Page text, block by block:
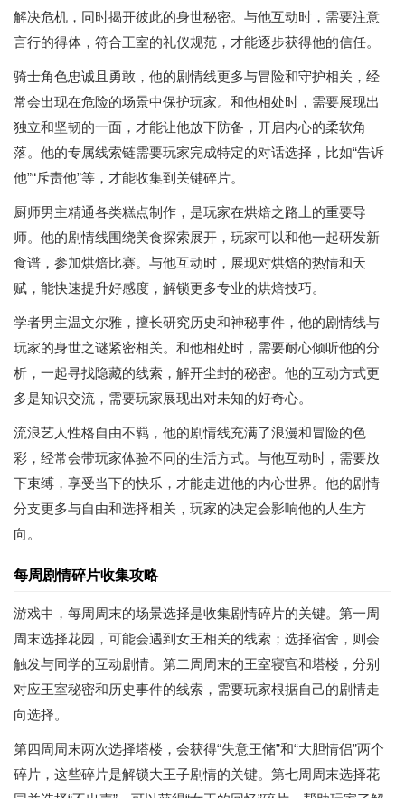
解决危机，同时揭开彼此的身世秘密。与他互动时，需要注意
言行的得体，符合王室的礼仪规范，才能逐步获得他的信任。
骑士角色忠诚且勇敢，他的剧情线更多与冒险和守护相关，经
常会出现在危险的场景中保护玩家。和他相处时，需要展现出
独立和坚韧的一面，才能让他放下防备，开启内心的柔软角
落。他的专属线索链需要玩家完成特定的对话选择，比如“告诉
他”“斥责他”等，才能收集到关键碎片。
厨师男主精通各类糕点制作，是玩家在烘焙之路上的重要导
师。他的剧情线围绕美食探索展开，玩家可以和他一起研发新
食谱，参加烘焙比赛。与他互动时，展现对烘焙的热情和天
赋，能快速提升好感度，解锁更多专业的烘焙技巧。
学者男主温文尔雅，擅长研究历史和神秘事件，他的剧情线与
玩家的身世之谜紧密相关。和他相处时，需要耐心倾听他的分
析，一起寻找隐藏的线索，解开尘封的秘密。他的互动方式更
多是知识交流，需要玩家展现出对未知的好奇心。
流浪艺人性格自由不羁，他的剧情线充满了浪漫和冒险的色
彩，经常会带玩家体验不同的生活方式。与他互动时，需要放
下束缚，享受当下的快乐，才能走进他的内心世界。他的剧情
分支更多与自由和选择相关，玩家的决定会影响他的人生方
向。
每周剧情碎片收集攻略
游戏中，每周周末的场景选择是收集剧情碎片的关键。第一周
周末选择花园，可能会遇到女王相关的线索；选择宿舍，则会
触发与同学的互动剧情。第二周周末的王室寝宫和塔楼，分别
对应王室秘密和历史事件的线索，需要玩家根据自己的剧情走
向选择。
第四周周末两次选择塔楼，会获得“失意王储”和“大胆情侣”两个
碎片，这些碎片是解锁大王子剧情的关键。第七周周末选择花